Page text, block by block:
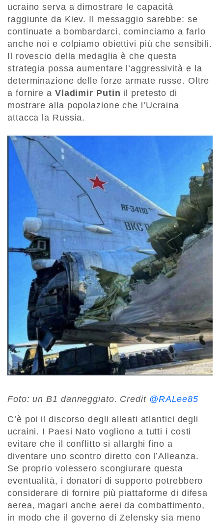
ucraino serva a dimostrare le capacità
raggiunte da Kiev. Il messaggio sarebbe: se
continuate a bombardarci, cominciamo a farlo
anche noi e colpiamo obiettivi più che sensibili.
Il rovescio della medaglia è che questa
strategia possa aumentare l’aggressività e la
determinazione delle forze armate russe. Oltre
a fornire a Vladimir Putin il pretesto di
mostrare alla popolazione che l’Ucraina
attacca la Russia.
Foto: un B1 danneggiato. Credit @RALee85
C’è poi il discorso degli alleati atlantici degli
ucraini. I Paesi Nato vogliono a tutti i costi
evitare che il conflitto si allarghi fino a
diventare uno scontro diretto con l’Alleanza.
Se proprio volessero scongiurare questa
eventualità, i donatori di supporto potrebbero
considerare di fornire più piattaforme di difesa
aerea, magari anche aerei da combattimento,
in modo che il governo di Zelensky sia meno